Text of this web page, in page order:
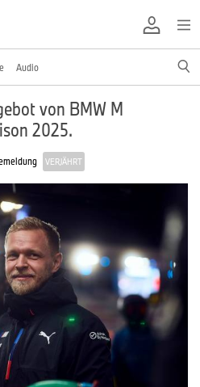
Audio
von BMW M
2025.
VERJÄHRT